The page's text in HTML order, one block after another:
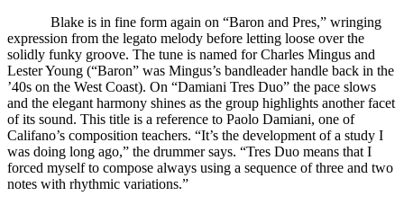
Blake is in fine form again on “Baron and Pres,” wringing
expression from the legato melody before letting loose over the
solidly funky groove. The tune is named for Charles Mingus and
Lester Young (“Baron” was Mingus’s bandleader handle back in the
’40s on the West Coast). On “Damiani Tres Duo” the pace slows
and the elegant harmony shines as the group highlights another facet
of its sound. This title is a reference to Paolo Damiani, one of
Califano’s composition teachers. “It’s the development of a study I
was doing long ago,” the drummer says. “Tres Duo means that I
forced myself to compose always using a sequence of three and two
notes with rhythmic variations.”